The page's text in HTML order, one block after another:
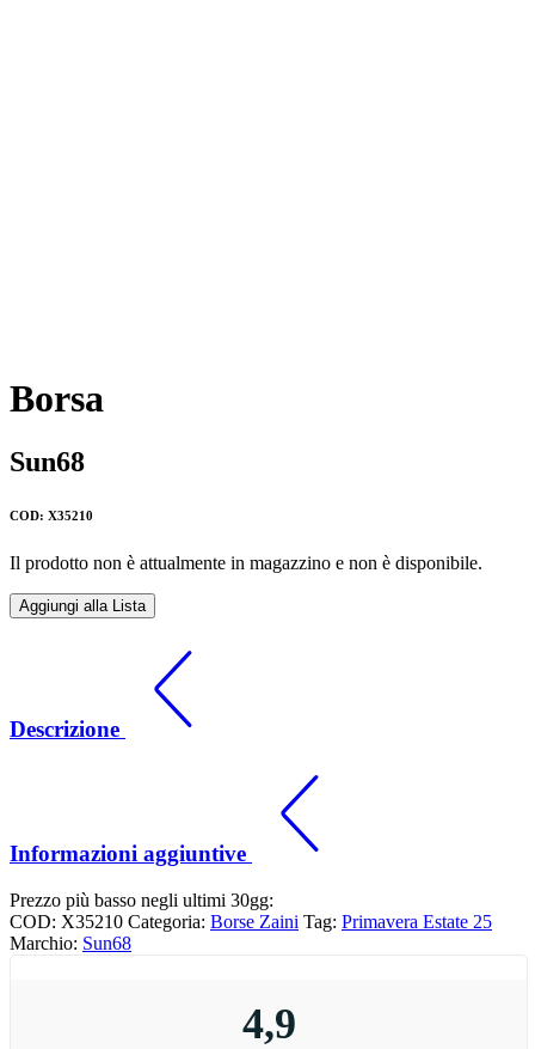
Borsa
Sun68
COD: X35210
Il prodotto non è attualmente in magazzino e non è disponibile.
Aggiungi alla Lista
Descrizione
Informazioni aggiuntive
Prezzo più basso negli ultimi 30gg:
COD: X35210 Categoria: Borse Zaini Tag: Primavera Estate 25
Marchio: Sun68
4,9